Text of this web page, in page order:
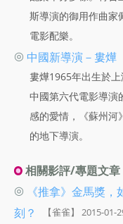
斯導演的御用作曲
電影配樂。
◎ 中國新導演－婁燁
婁燁1965年出生於
中國第六代電影導演
感的愛情，《蘇州河
的地下導演。
相關影評/專題文章
◎
《推拿》金馬獎
刻？
【雀雀】 2015-01-